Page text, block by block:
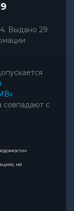
Выдано 29
совпадают с
не